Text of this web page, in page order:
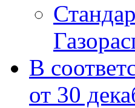
В
от 30